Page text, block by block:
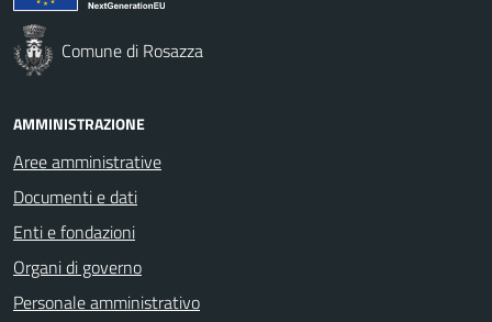
Comune di Rosazza
AMMINISTRAZIONE
Aree amministrative
Documenti e dati
Enti e fondazioni
Organi di governo
Personale amministrativo